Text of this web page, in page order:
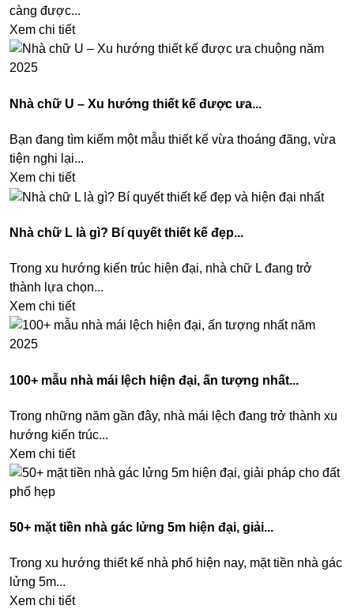
càng được...
Xem chi tiết
Nhà chữ U – Xu hướng thiết kế được ưa...
Bạn đang tìm kiếm một mẫu thiết kế vừa thoáng đãng, vừa
tiện nghi lại...
Xem chi tiết
Nhà chữ L là gì? Bí quyết thiết kế đẹp...
Trong xu hướng kiến trúc hiện đại, nhà chữ L đang trở
thành lựa chọn...
Xem chi tiết
100+ mẫu nhà mái lệch hiện đại, ấn tượng nhất...
Trong những năm gần đây, nhà mái lệch đang trở thành xu
hướng kiến trúc...
Xem chi tiết
50+ mặt tiền nhà gác lửng 5m hiện đại, giải...
Trong xu hướng thiết kế nhà phố hiện nay, mặt tiền nhà gác
lửng 5m...
Xem chi tiết